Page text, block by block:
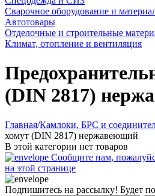
Сварочное оборудование и
Автотовары
Отделочные и строительные
Климат, отопление и вентиляция
(DIN 2817)
Главная/Камлоки, БРС и
хомут (DIN 2817) нержавеющий
В этой категории нет товаров
Сообщите нам,
на этой странице
Подпишитесь на рассылку! Будет